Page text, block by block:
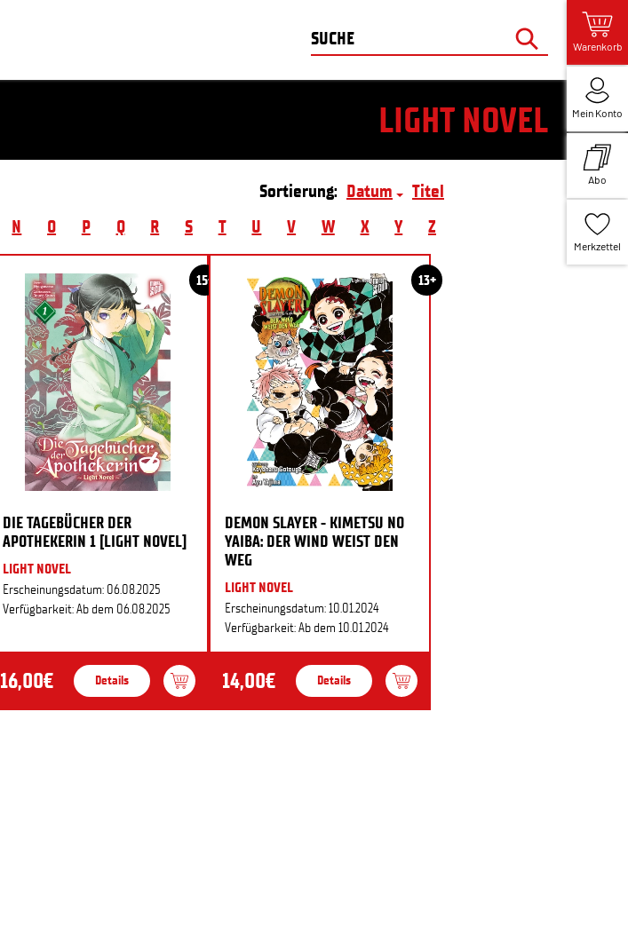
Warenkorb
Mein Konto
Abo
Merkzettel
LIGHT NOVEL
Sortierung: Datum
Titel
N O P Q R S T U V W X Y Z
15+
DIE TAGEBÜCHER DER
APOTHEKERIN 1 [LIGHT NOVEL]
LIGHT NOVEL
Erscheinungsdatum: 06.08.2025
Verfügbarkeit: Ab dem 06.08.2025
16,00€ Details
13+
DEMON SLAYER - KIMETSU NO
YAIBA: DER WIND WEIST DEN
WEG
LIGHT NOVEL
Erscheinungsdatum: 10.01.2024
Verfügbarkeit: Ab dem 10.01.2024
14,00€ Details